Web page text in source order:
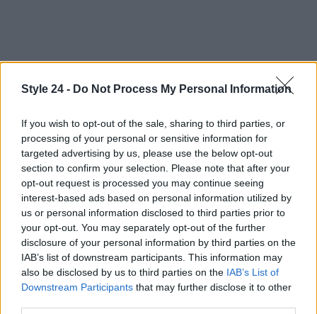
Style 24 - Do Not Process My Personal Information
If you wish to opt-out of the sale, sharing to third parties, or
processing of your personal or sensitive information for
targeted advertising by us, please use the below opt-out
section to confirm your selection. Please note that after your
opt-out request is processed you may continue seeing
interest-based ads based on personal information utilized by
us or personal information disclosed to third parties prior to
your opt-out. You may separately opt-out of the further
disclosure of your personal information by third parties on the
IAB’s list of downstream participants. This information may
also be disclosed by us to third parties on the IAB’s List of
Downstream Participants that may further disclose it to other
AUTORE
Ilaria Mauri